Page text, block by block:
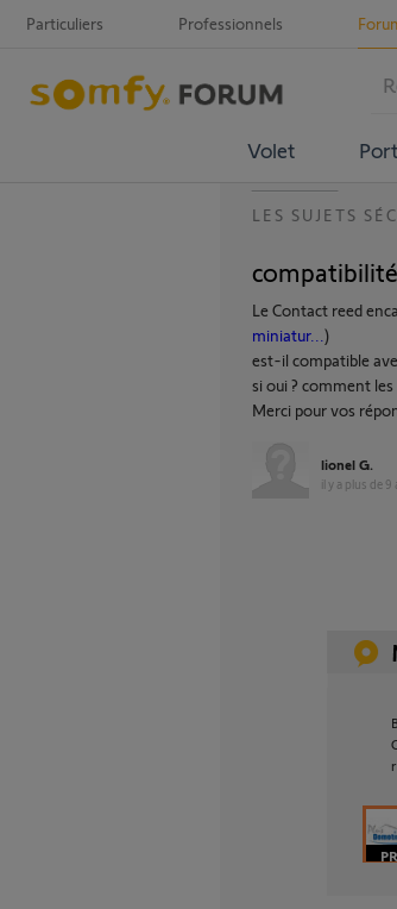
Particuliers Professionnels
Volet
LES SUJETS
Le Contact reed
miniatur... )
est-il compatible
si oui ? comment les
Merci pour vos
lionel G.
il y a plus de 9